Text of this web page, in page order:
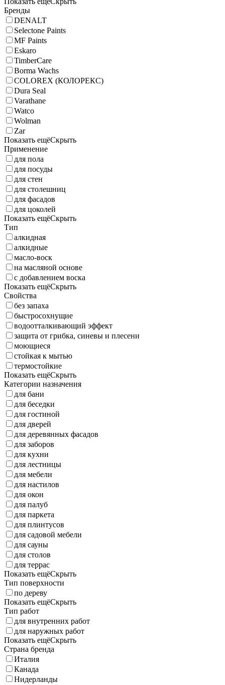
Бренды
DENALT
Selectone Paints
MF Paints
Eskaro
TimberCare
Borma Wachs
COLOREX (КОЛОРЕКС)
Dura Seal
Varathane
Watco
Wolman
Zar
Показать ещёСкрыть
Применение
для пола
для посуды
для стен
для столешниц
для фасадов
для цоколей
Показать ещёСкрыть
Тип
алкидная
алкидные
масло-воск
на масляной основе
с добавлением воска
Показать ещёСкрыть
Свойства
без запаха
быстросохнущие
водоотталкивающий эффект
защита от грибка, синевы и плесени
моющиеся
стойкая к мытью
термостойкие
Показать ещёСкрыть
Категории назначения
для бани
для беседки
для гостиной
для дверей
для деревянных фасадов
для заборов
для кухни
для лестницы
для мебели
для настилов
для окон
для палуб
для паркета
для плинтусов
для садовой мебели
для сауны
для столов
для террас
Показать ещёСкрыть
Тип поверхности
по дереву
Показать ещёСкрыть
Тип работ
для внутренних работ
для наружных работ
Показать ещёСкрыть
Страна бренда
Италия
Канада
Нидерланды